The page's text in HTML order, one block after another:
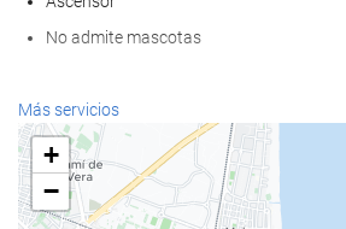
No admite mascotas
Bienestar
Spa
Hammam
Sauna
Más servicios
+
−